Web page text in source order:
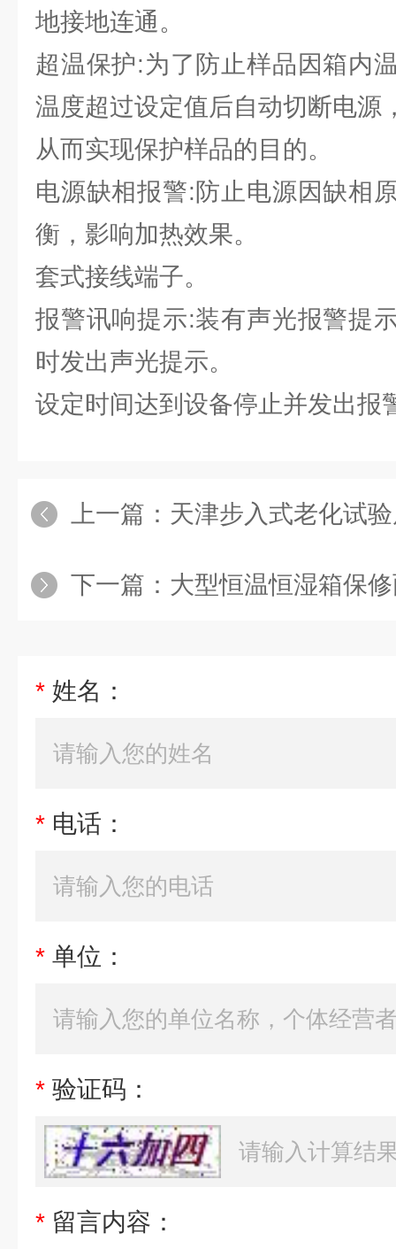
地接地连通。
超温保护:为了防止样品因箱内
温度超过设定值后自动切断电源
从而实现保护样品的目的。
电源缺相报警:防止电源因缺相
衡，影响加热效果。
套式接线端子。
报警讯响提示:装有声光报警提
时发出声光提示。
设定时间达到设备停止并发出报
上一篇： 天津步入式老化试
下一篇： 大型恒温恒湿箱保
* 姓名：
* 电话：
* 单位：
* 验证码：
* 留言内容：